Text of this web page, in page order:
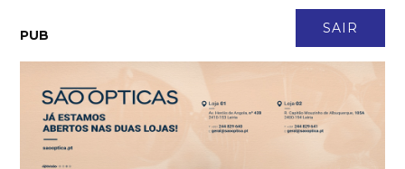
SAIR
PUB
Adélio Amaro: “Portugal vive onde vivem os portugueses”